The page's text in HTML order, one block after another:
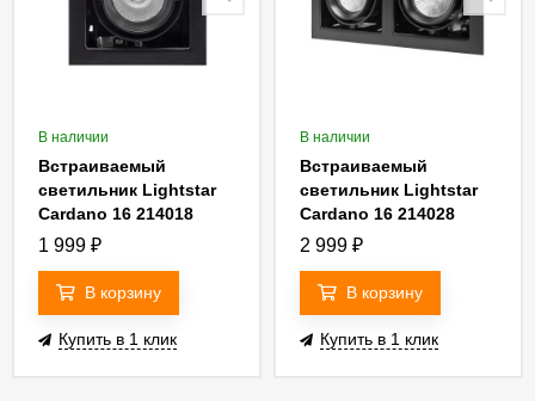
В наличии
Встраиваемый
светильник Lightstar
Cardano 16 214018
1 999 ₽
В корзину
Купить в 1 клик
В наличии
Встраиваемый
светильник Lightstar
Cardano 16 214028
2 999 ₽
В корзину
Купить в 1 клик